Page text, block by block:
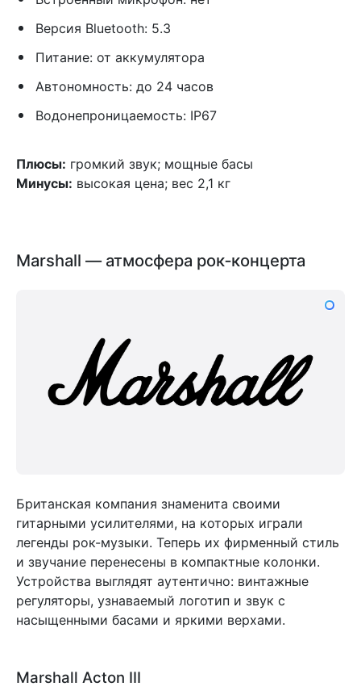
Версия Bluetooth: 5.3
Питание: от аккумулятора
Автономность: до 24 часов
Водонепроницаемость: IP67
Плюсы: громкий звук; мощные басы
Минусы: высокая цена; вес 2,1 кг
Marshall — атмосфера рок‑концерта
Британская компания знаменита своими
гитарными усилителями, на которых играли
легенды рок-музыки. Теперь их фирменный стиль
и звучание перенесены в компактные колонки.
Устройства выглядят аутентично: винтажные
регуляторы, узнаваемый логотип и звук с
насыщенными басами и яркими верхами.
Marshall Acton III